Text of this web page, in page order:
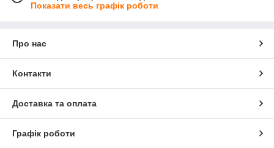
Показати весь графік роботи
Про нас
Контакти
Доставка та оплата
Графік роботи